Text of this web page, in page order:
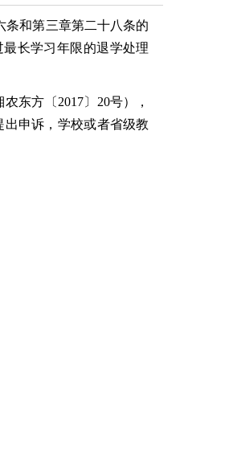
条和第三章第二十八条的
最长学习年限的退学处理
农东方 〔 2017〕 20号），
申诉，学校或者省级教